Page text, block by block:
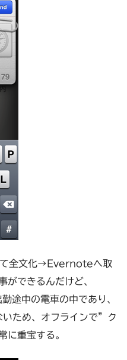
全文化→Evernoteへ取
できるんだけど、
途中の電車の中であり、
いため、オフラインで”ク
重宝する。